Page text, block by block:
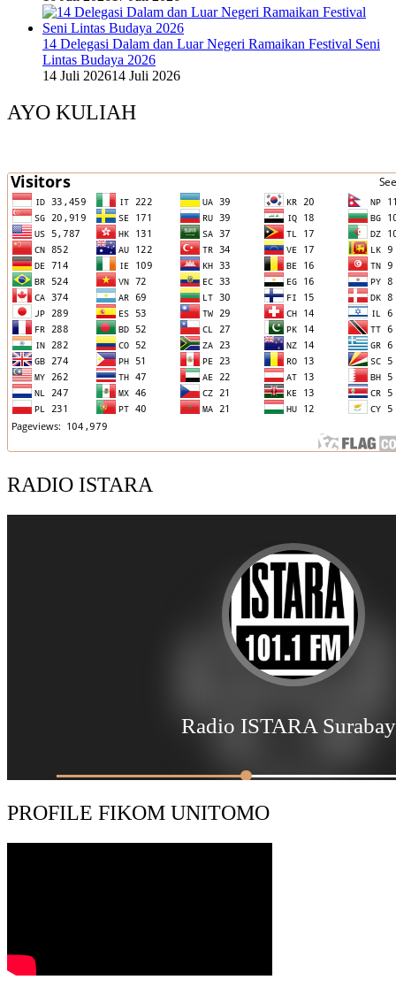
14 Delegasi Dalam dan Luar Negeri Ramaikan Festival Seni
Lintas Budaya 2026
14 Juli 202614 Juli 2026
AYO KULIAH
RADIO ISTARA
PROFILE FIKOM UNITOMO